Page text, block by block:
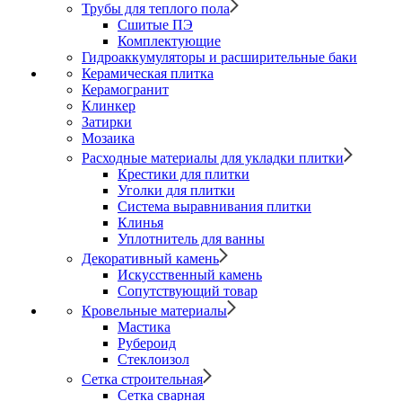
Трубы для теплого пола
Сшитые ПЭ
Комплектующие
Гидроаккумуляторы и расширительные баки
Керамическая плитка
Керамогранит
Клинкер
Затирки
Мозаика
Расходные материалы для укладки плитки
Крестики для плитки
Уголки для плитки
Система выравнивания плитки
Клинья
Уплотнитель для ванны
Декоративный камень
Искусственный камень
Сопутствующий товар
Кровельные материалы
Мастика
Рубероид
Стеклоизол
Сетка строительная
Сетка сварная